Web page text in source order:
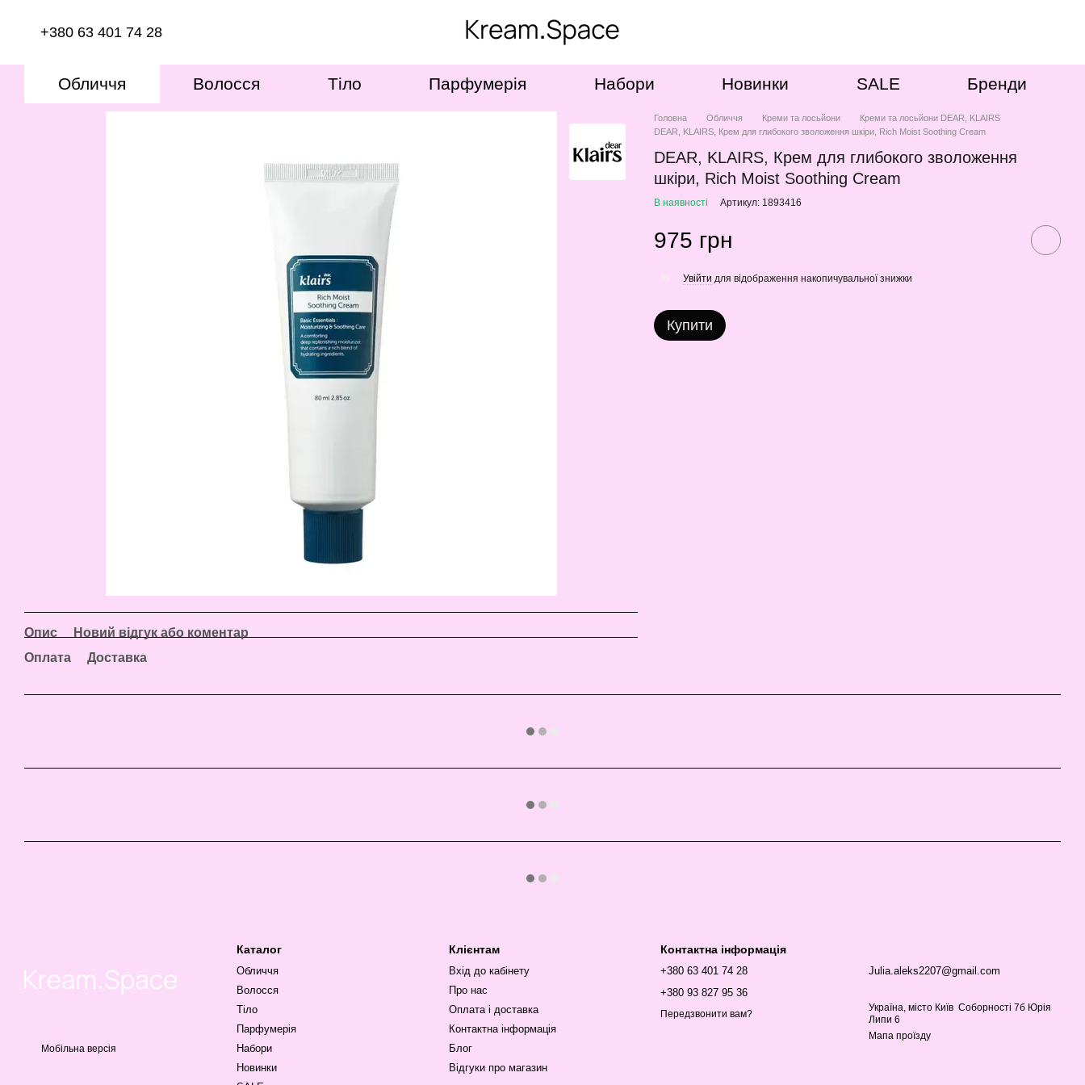
+380 63 401 74 28
Обличчя Волосся Тіло Парфумерія Набори Новинки SALE Бренди
Опис
Новий відгук або коментар
Оплата
Доставка
Головна Обличчя Креми та лосьйони
Креми та лосьйони DEAR, KLAIRS
DEAR, KLAIRS, Крем для глибокого зволоження шкіри, Rich Moist Soothing Cream
DEAR, KLAIRS, Крем для глибокого зволоження
шкіри, Rich Moist Soothing Cream
В наявності Артикул: 1893416
975 грн
Увійти для відображення накопичувальної знижки
Купити
Мобільна версія
Каталог
Обличчя
Волосся
Тіло
Парфумерія
Набори
Новинки
Клієнтам
Вхід до кабінету
Про нас
Оплата і доставка
Контактна інформація
Блог
Відгуки про магазин
Контактна інформація
+380 63 401 74 28
+380 93 827 95 36
Передзвонити вам?
Julia.aleks2207@gmail.com
Україна, місто Київ Соборності 7б Юрія
Липи 6
Мапа проїзду